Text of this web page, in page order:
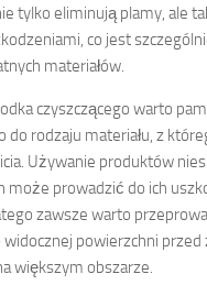
tylko eliminują plamy, ale
co jest
materiałów.
czyszczącego warto
do rodzaju materiału, z
Używanie produktów
może prowadzić do ich
zawsze warto
widocznej powierzchni
większym obszarze.